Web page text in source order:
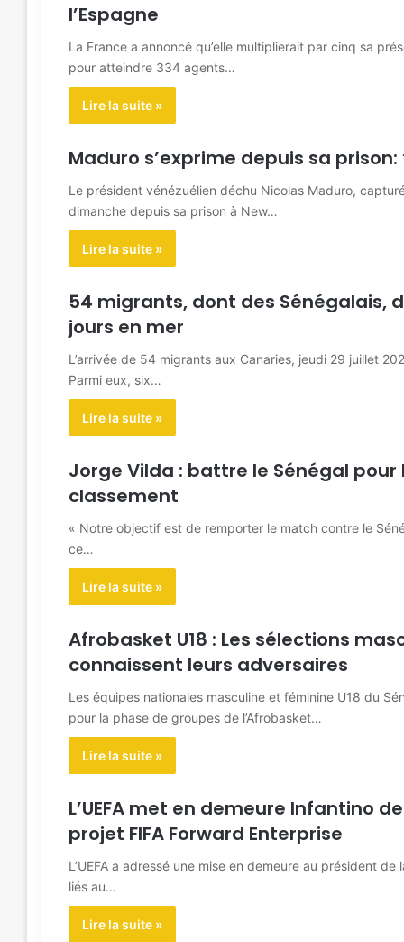
l’Espagne
La France a annoncé qu’elle multiplierait par cinq sa
pour atteindre 334 agents…
Lire la suite »
Maduro s’exprime depuis sa prison:
Le président vénézuélien déchu Nicolas Maduro,
dimanche depuis sa prison à New…
Lire la suite »
54 migrants, dont des Sénégalais,
jours en mer
L’arrivée de 54 migrants aux Canaries, jeudi 29 juillet
Parmi eux, six…
Lire la suite »
Jorge Vilda : battre le Sénégal
classement
« Notre objectif est de remporter le match contre le
ce…
Lire la suite »
Afrobasket U18 : Les sélections
connaissent leurs adversaires
Les équipes nationales masculine et féminine U18 du
pour la phase de groupes de l’Afrobasket…
Lire la suite »
L’UEFA met en demeure Infantino
projet FIFA Forward Enterprise
L’UEFA a adressé une mise en demeure au président
liés au…
Lire la suite »